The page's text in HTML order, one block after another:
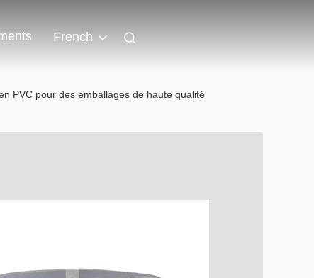
French
PVC pour des emballages de haute qualité